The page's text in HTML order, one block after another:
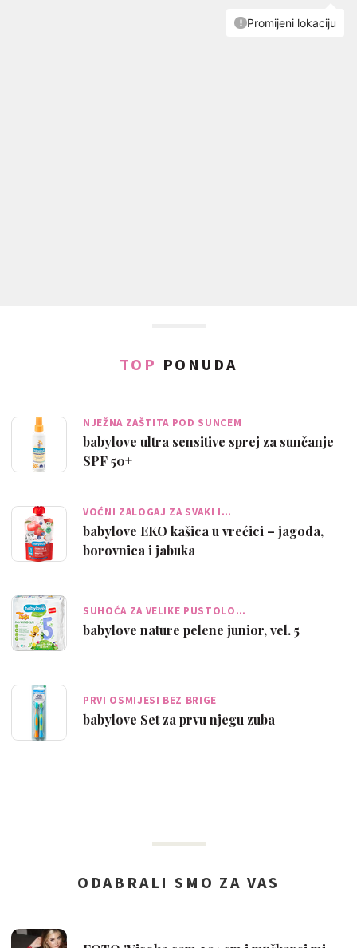
TOP PONUDA
NJEŽNA ZAŠTITA POD SUNCEM
babylove ultra sensitive sprej za sunčanje
SPF 50+
VOĆNI ZALOGAJ ZA SVAKI I…
babylove EKO kašica u vrećici – jagoda,
borovnica i jabuka
SUHOĆA ZA VELIKE PUSTOLO…
babylove nature pelene junior, vel. 5
PRVI OSMIJESI BEZ BRIGE
babylove Set za prvu njegu zuba